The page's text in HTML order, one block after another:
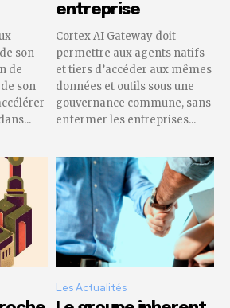
son
de
son
entreprise
Cortex AI Gateway doit
permettre aux agents natifs
et tiers d’accéder aux mêmes
données et outils sous une
gouvernance commune, sans
enfermer les entreprises...
Les Actualités